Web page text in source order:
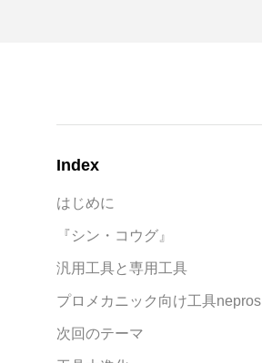
Index
はじめに
『シン・コウグ』
汎用工具と専用工具
プロメカニック向け工具nepros
次回のテーマ